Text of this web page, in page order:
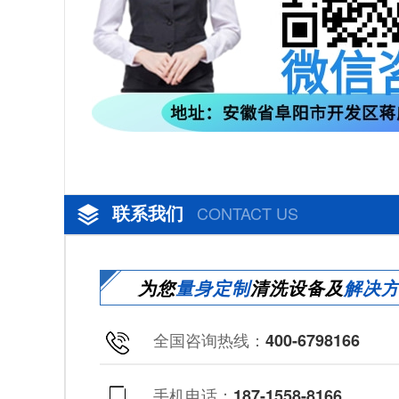
联系我们 CONTACT US
为您量身定制清洗设备及解决
全国咨询热线： 400-6798166